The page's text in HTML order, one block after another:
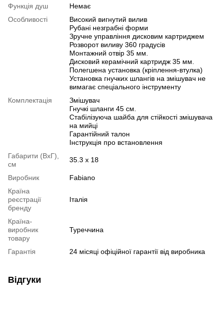
Функція душ
Немає
Особливості
Високий вигнутий вилив
Рубані незграбні форми
Зручне управління дисковим картриджем
Розворот виливу 360 градусів
Монтажний отвір 35 мм.
Дисковий керамічний картридж 35 мм.
Полегшена установка (кріплення-втулка)
Установка гнучких шлангів на змішувач не
вимагає спеціального інструменту
Комплектація
Змішувач
Гнучкі шланги 45 см.
Стабілізуюча шайба для стійкості змішувача
на мийці
Гарантійний талон
Інструкція про встановлення
Габарити (ВхГ),
см
35.3 х 18
Виробник
Fabiano
Країна
реєстрації
бренду
Італія
Країна-
виробник
товару
Туреччина
Гарантія 24 місяці офіційної гарантії від виробника
Відгуки